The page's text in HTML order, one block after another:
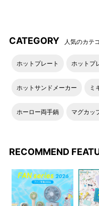
CATEGORY 人気のカテ
ホットプレート ホットプ
ホットサンドメーカー ミ
ホーロー両手鍋 マグカッ
RECOMMEND